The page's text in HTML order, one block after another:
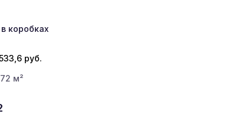
коробках
руб.
м²